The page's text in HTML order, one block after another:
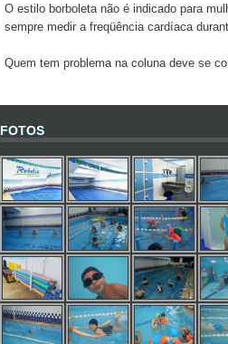
O estilo borboleta não é indicado para
sempre medir a freqüência cardíaca
Quem tem problema na coluna deve se
FOTOS